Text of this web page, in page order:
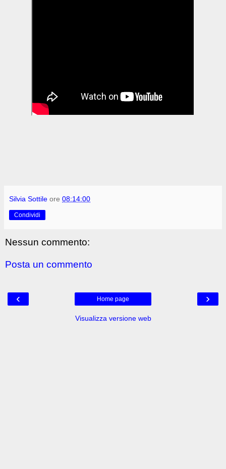
Silvia Sottile ore 08:14:00
Condividi
Nessun commento:
Posta un commento
‹ ›
Home page
Visualizza versione web